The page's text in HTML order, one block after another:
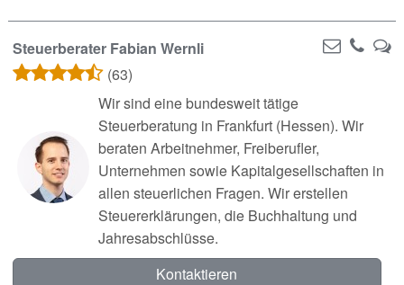
Steuerberater Fabian Wernli
(63)
Wir sind eine bundesweit tätige
Steuerberatung in Frankfurt (Hessen). Wir
beraten Arbeitnehmer, Freiberufler,
Unternehmen sowie Kapitalgesellschaften in
allen steuerlichen Fragen. Wir erstellen
Steuererklärungen, die Buchhaltung und
Jahresabschlüsse.
Kontaktieren